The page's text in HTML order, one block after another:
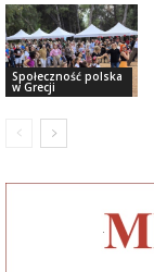
Społeczność polska
w Grecji